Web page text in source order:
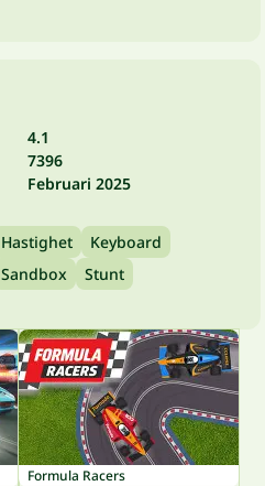
4.1
7396
Februari 2025
Hastighet
Keyboard
Sandbox Stunt
Formula Racers